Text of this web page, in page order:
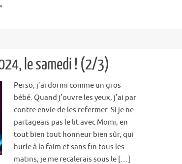
le samedi ! (2/3)
Perso, j’ai dormi comme un gros
bébé. Quand j’ouvre les yeux, j’ai par
contre envie de les refermer. Si je ne
partageais pas le lit avec Momi, en
tout bien tout honneur bien sûr, qui
hurle à la faim et sans fin tous les
matins, je me recalerais sous le […]